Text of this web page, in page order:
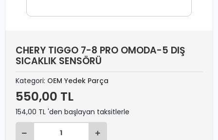
CHERY TIGGO 7-8 PRO OMODA-5 DIŞ
SICAKLIK SENSÖRÜ
Kategori: OEM Yedek Parça
550,00 TL
154,00 TL 'den başlayan taksitlerle